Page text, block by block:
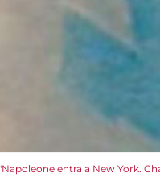
entra a New York.